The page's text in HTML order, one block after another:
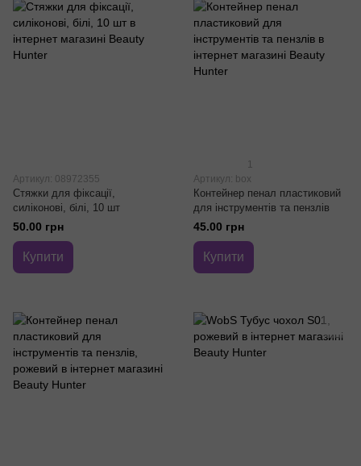
Артикул: 08972355
Стяжки для фіксації,
силіконові, білі, 10 шт
50.00 грн
Купити
1
Артикул: box
Контейнер пенал пластиковий
для інструментів та пензлів
45.00 грн
Купити